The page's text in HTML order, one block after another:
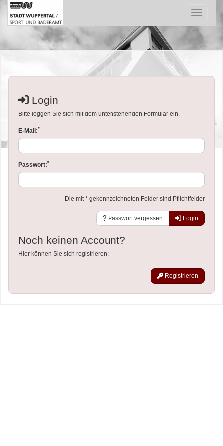
Menü
Login
Bitte loggen Sie sich mit dem untenstehenden Formular ein.
E-Mail:*
Passwort:*
Die mit * gekennzeichneten Felder sind Pflichtfelder
Passwort vergessen Login
Noch keinen Account?
Hier können Sie sich registrieren:
Registrieren